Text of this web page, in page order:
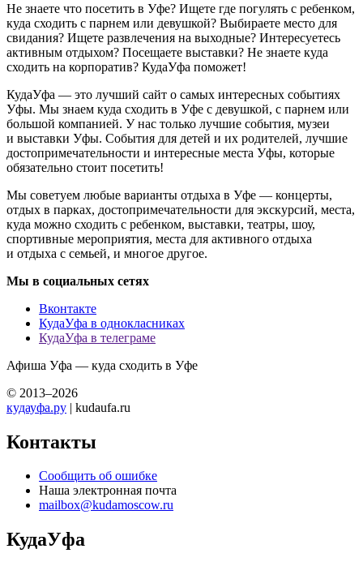
Не знаете что посетить в Уфе? Ищете где погулять с ребенком,
куда сходить с парнем или девушкой? Выбираете место для
свидания? Ищете развлечения на выходные? Интересуетесь
активным отдыхом? Посещаете выставки? Не знаете куда
сходить на корпоратив? КудаУфа поможет!
КудаУфа — это лучший сайт о самых интересных событиях
Уфы. Мы знаем куда сходить в Уфе с девушкой, с парнем или
большой компанией. У нас только лучшие события, музеи
и выставки Уфы. События для детей и их родителей, лучшие
достопримечательности и интересные места Уфы, которые
обязательно стоит посетить!
Мы советуем любые варианты отдыха в Уфе — концерты,
отдых в парках, достопримечательности для экскурсий, места,
куда можно сходить с ребенком, выставки, театры, шоу,
спортивные мероприятия, места для активного отдыха
и отдыха с семьей, и многое другое.
Мы в социальных сетях
Вконтакте
КудаУфа в однокласниках
КудаУфа в телеграме
Афиша Уфа — куда сходить в Уфе
© 2013–2026
кудауфа.ру | kudaufa.ru
Контакты
Сообщить об ошибке
Наша электронная почта
mailbox@kudamoscow.ru
КудаУфа